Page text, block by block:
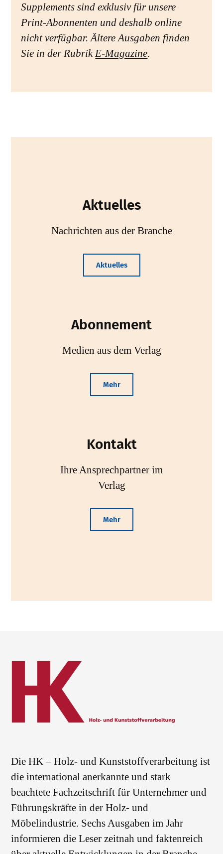
Supplements sind exklusiv für unsere
Print-Abonnenten und deshalb online
nicht verfügbar. Ältere Ausgaben finden
Sie in der Rubrik E-Magazine.
Aktuelles
Nachrichten aus der Branche
Aktuelles
Abonnement
Medien aus dem Verlag
Mehr
Kontakt
Ihre Ansprechpartner im
Verlag
Mehr
Die HK – Holz- und Kunststoffverarbeitung ist
die international anerkannte und stark
beachtete Fachzeitschrift für Unternehmer und
Führungskräfte in der Holz- und
Möbelindustrie. Sechs Ausgaben im Jahr
informieren die Leser zeitnah und faktenreich